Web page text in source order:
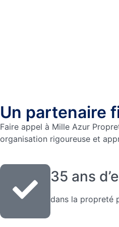
Un partenaire
Faire appel à Mille Azur
organisation rigoureuse et
35 ans
dans la propreté